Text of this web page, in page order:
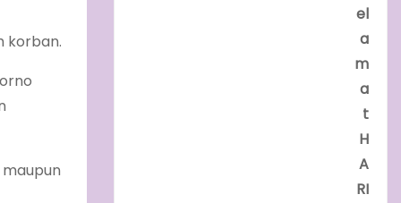
korban.
el
a
m
a
t
H
A
RI